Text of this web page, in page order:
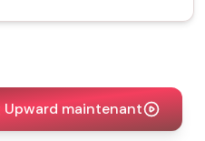
Upward maintenant